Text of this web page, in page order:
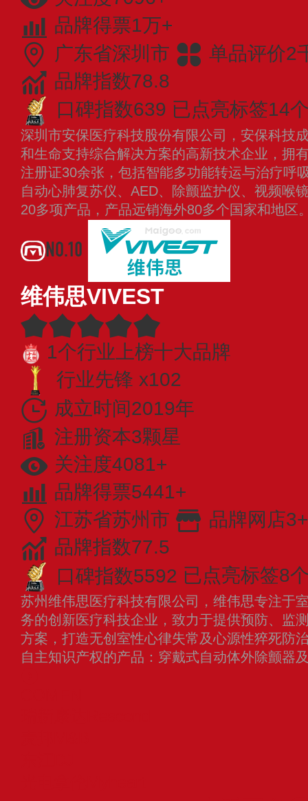
品牌得票1万+
广东省深圳市
单品评价2
品牌指数78.8
口碑指数639 已点亮标签14
深圳市安保医疗科技股份有限公司，安保科技
和生命支持综合解决方案的高新技术企业，拥
注册证30余张，包括智能多功能转运与治疗呼
自动心肺复苏仪、AED、除颤监护仪、视频喉
20多项产品，产品远销海外80多个国家和地区
NO.10
维伟思VIVEST
1个行业上榜十大品牌
行业先锋 x102
成立时间2019年
注册资本3颗星
关注度4081+
品牌得票5441+
江苏省苏州市
品牌网店3+
品牌指数77.5
口碑指数5592 已点亮标签8
苏州维伟思医疗科技有限公司，维伟思专注于
务的创新医疗科技企业，致力于提供预防、监
方案，打造无创室性心律失常及心源性猝死防
自主知识产权的产品：穿戴式自动体外除颤器